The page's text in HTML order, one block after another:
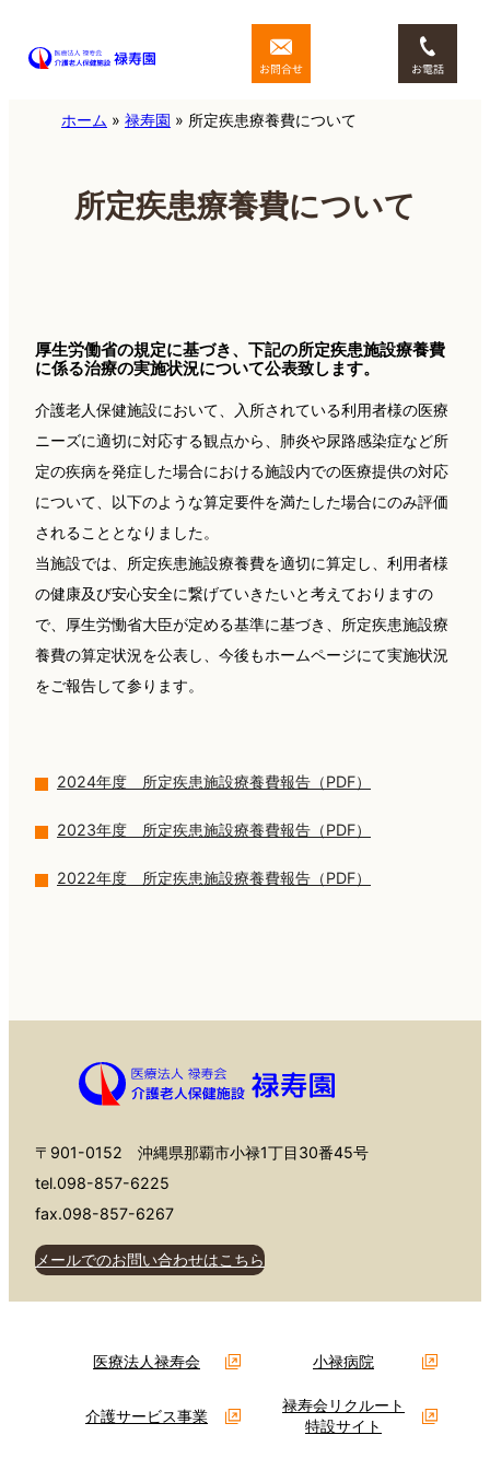
ホーム » 禄寿園 » 所定疾患療養費について
所定疾患療養費について
厚生労働省の規定に基づき、下記の所定疾患施設療養費
に係る治療の実施状況について公表致します。
介護老人保健施設において、入所されている利用者様の医療
ニーズに適切に対応する観点から、肺炎や尿路感染症など所
定の疾病を発症した場合における施設内での医療提供の対応
について、以下のような算定要件を満たした場合にのみ評価
されることとなりました。
当施設では、所定疾患施設療養費を適切に算定し、利用者様
の健康及び安心安全に繋げていきたいと考えておりますの
で、厚生労慟省大臣が定める基準に基づき、所定疾患施設療
養費の算定状況を公表し、今後もホームページにて実施状況
をご報告して参ります。
2024年度 所定疾患施設療養費報告（PDF）
2023年度 所定疾患施設療養費報告（PDF）
2022年度 所定疾患施設療養費報告（PDF）
〒901-0152 沖縄県那覇市小禄1丁目30番45号
tel.098-857-6225
fax.098-857-6267
メールでのお問い合わせはこちら
医療法人禄寿会 小禄病院
介護サービス事業
禄寿会リクルート
特設サイト